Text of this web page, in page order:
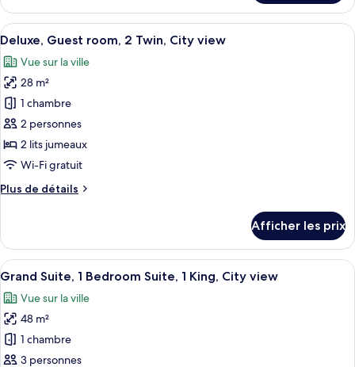
room,
1
King,
Courtyard
view
Classic,
Guest
room,
King,
Courtyard
view
Afficher
toutes
les
photos
pour
ce
type
de
chambre :
Deluxe,
2
Twin,
City
view
Une chambre d’hôtel avec deux
5
Deluxe, Guest room, 2 Twin, City view
Vue sur la ville
28 m²
1 chambre
2 personnes
2 lits jumeaux
Wi-Fi gratuit
Plus de détails
Plus
Deluxe,
Guest
room,
Twin,
City
view
Afficher les prix
Afficher
toutes
les
photos
pour
ce
Une chambre d’hôtel dotée d’un
8
Grand Suite, 1 Bedroom Suite, 1 King, City view
Vue sur la ville
48 m²
1 chambre
3 personnes